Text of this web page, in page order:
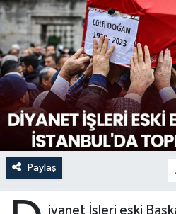
Paylaş
iyanet İşleri eski
Ardahan Müftülüğü
Artvin Müftülüğü
Aydın Müftülüğü
Balıkesir Müftülüğü
Bartın Müftülüğü
Batman Müftülüğü
Kudüs
Kurban
Mukabele
Peygamberimizin
Ramazan
Sahabeler
Hutbeler
DİYANET AKADEMİ
DİYANET GENÇLİK
DİYANET RADYO/TV
DEPREM
Dünya